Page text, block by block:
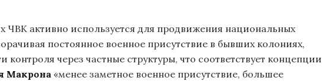
ЧВК активно используется для продвижения национальных
постоянное военное присутствие в бывших колониях,
контроля через частные структуры, что соответствует концепции
Макрона «менее заметное военное присутствие, большее